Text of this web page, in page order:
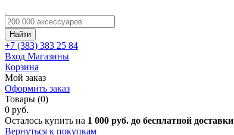
Найти
+7 (383) 383 25 84
Вход Магазины
Корзина
Мой заказ
Оформить заказ
Товары (0)
0 руб.
Осталось купить на 1 000 руб. до бесплатной доставки
Вернуться к покупкам